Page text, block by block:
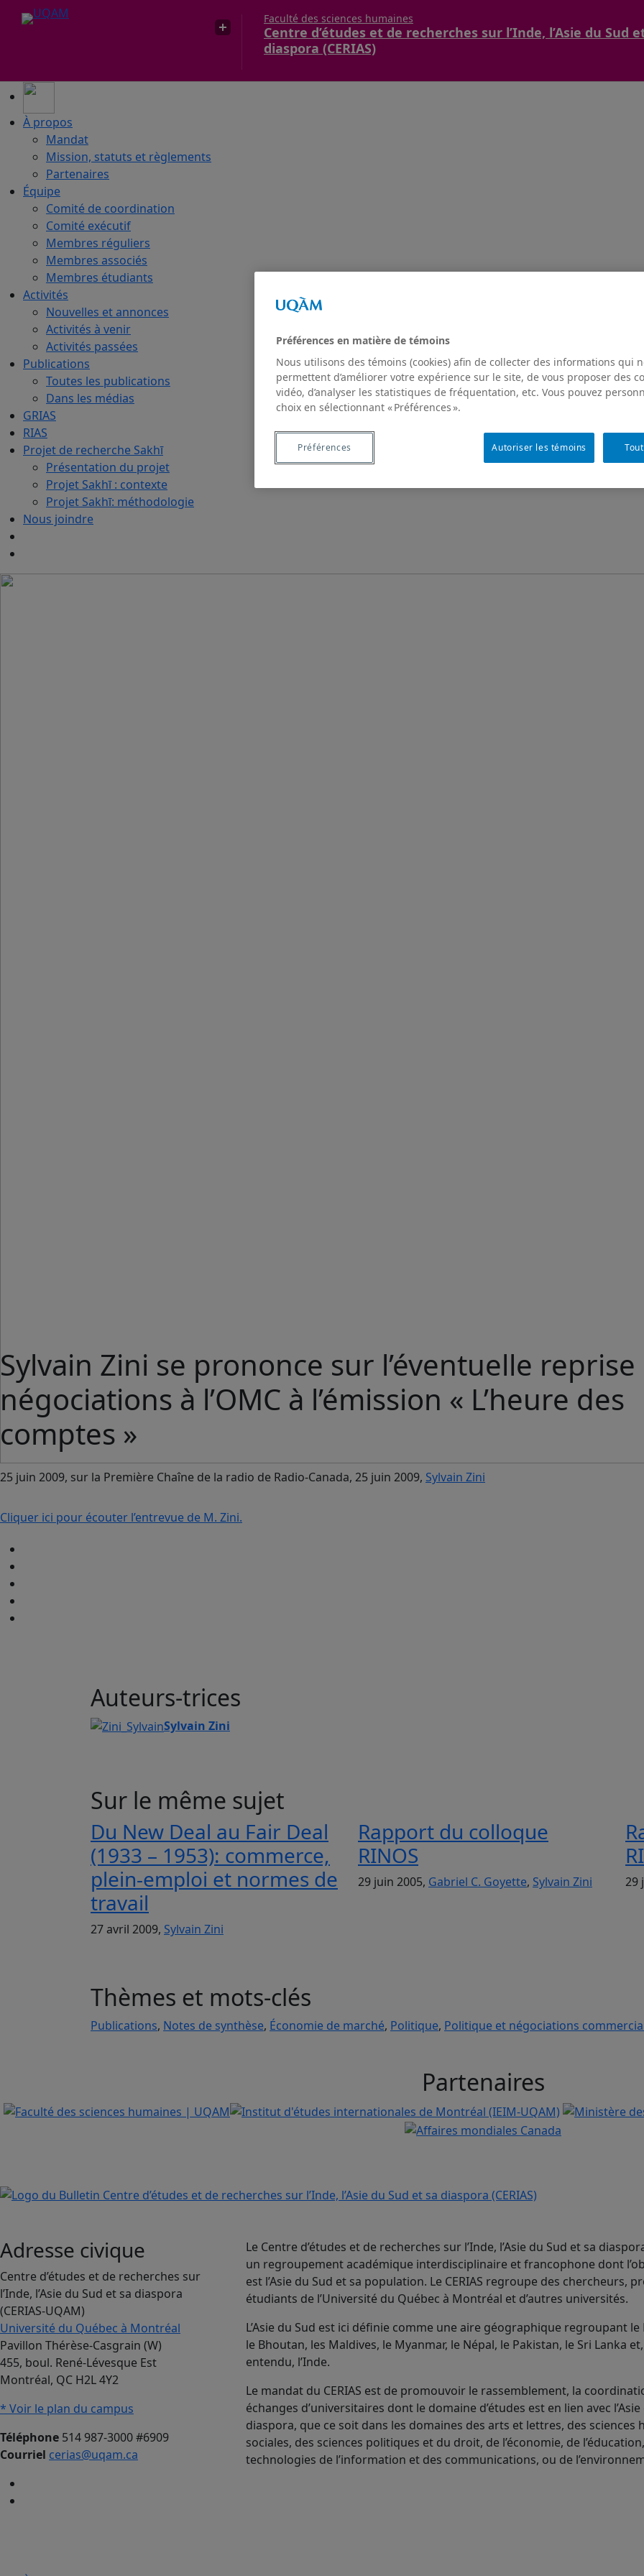
Faculté des sciences humaines
Centre d’études et de recherches sur l’Inde, l’Asie du Sud
diaspora (CERIAS)
À propos
Mandat
Mission, statuts et règlements
Partenaires
Équipe
Comité de coordination
Comité exécutif
Membres réguliers
Membres associés
Membres étudiants
Activités
Nouvelles et annonces
Activités à venir
Activités passées
Publications
Toutes les publications
Dans les médias
GRIAS
RIAS
Projet de recherche Sakhī
Présentation du projet
Projet Sakhī : contexte
Projet Sakhī: méthodologie
Nous joindre
Sylvain Zini se prononce sur l’éventuelle reprise
négociations à l’OMC à l’émission « L’heure des
comptes »
25 juin 2009, sur la Première Chaîne de la radio de Radio-Canada, 25 juin 2009, Sylvain Zini
Cliquer ici pour écouter l’entrevue de M. Zini.
Auteurs-trices
Sylvain Zini
Sur le même sujet
Du New Deal au Fair Deal
(1933 – 1953): commerce,
plein-emploi et normes de
travail
27 avril 2009, Sylvain Zini
Rapport du colloque
RINOS
29 juin 2005, Gabriel C. Goyette, Sylvain Zini 29
Thèmes et mots-clés
Publications, Notes de synthèse, Économie de marché, Politique, Politique et négociations
Partenaires
Adresse civique
Centre d’études et de recherches sur
l’Inde, l’Asie du Sud et sa diaspora
(CERIAS-UQAM)
Université du Québec à Montréal
Pavillon Thérèse-Casgrain (W)
455, boul. René-Lévesque Est
Montréal, QC H2L 4Y2
* Voir le plan du campus
Téléphone 514 987-3000 #6909
Courriel cerias@uqam.ca
Le Centre d’études et de recherches sur l’Inde, l’Asie du Sud et sa
un regroupement académique interdisciplinaire et francophone dont
est l’Asie du Sud et sa population. Le CERIAS regroupe des chercheurs,
étudiants de l’Université du Québec à Montréal et d’autres universités.
L’Asie du Sud est ici définie comme une aire géographique regroupant le
le Bhoutan, les Maldives, le Myanmar, le Népal, le Pakistan, le Sri Lanka
entendu, l’Inde.
Le mandat du CERIAS est de promouvoir le rassemblement, la
échanges d’universitaires dont le domaine d’études est en lien avec
diaspora, que ce soit dans les domaines des arts et lettres, des sciences
sociales, des sciences politiques et du droit, de l’économie, de
technologies de l’information et des communications, ou de
Préférences en matière de témoins
Nous utilisons des témoins (cookies) afin de collecter des informations qui
permettent d’améliorer votre expérience sur le site, de vous proposer des
vidéo, d’analyser les statistiques de fréquentation, etc. Vous pouvez
choix en sélectionnant « Préférences ».
Autoriser les témoins
Préférences